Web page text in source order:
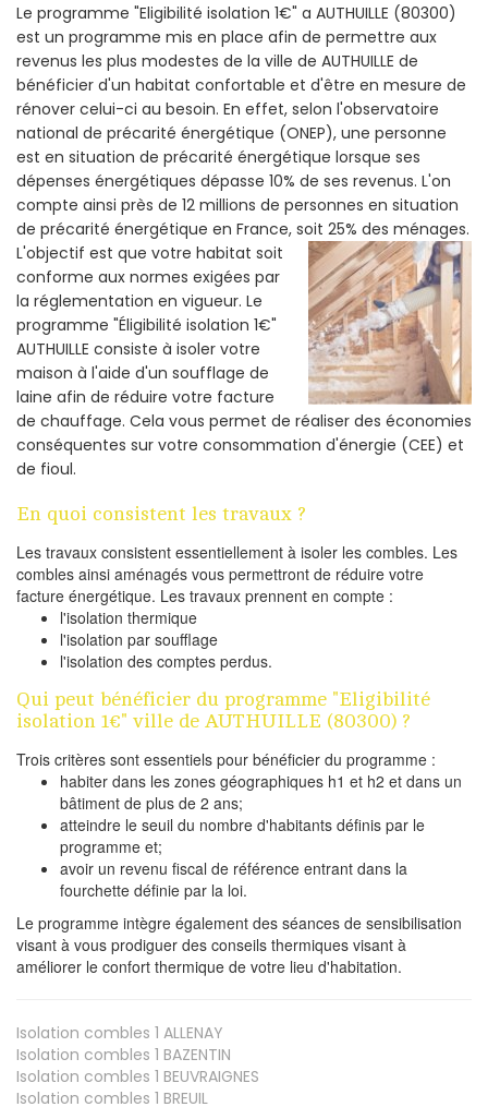
Le programme "Eligibilité isolation 1€" a AUTHUILLE (80300)
est un programme mis en place afin de permettre aux
revenus les plus modestes de la ville de AUTHUILLE de
bénéficier d'un habitat confortable et d'être en mesure de
rénover celui-ci au besoin. En effet, selon l'observatoire
national de précarité énergétique (ONEP), une personne
est en situation de précarité énergétique lorsque ses
dépenses énergétiques dépasse 10% de ses revenus. L'on
compte ainsi près de 12 millions de personnes en situation
de précarité énergétique en France, soit 25% des ménages.
L'objectif est que votre habitat soit
conforme aux normes exigées par
la réglementation en vigueur. Le
programme "Éligibilité isolation 1€"
AUTHUILLE consiste à isoler votre
maison à l'aide d'un soufflage de
laine afin de réduire votre facture
de chauffage. Cela vous permet de réaliser des économies
conséquentes sur votre consommation d'énergie (CEE) et
de fioul.
En quoi consistent les travaux ?
Les travaux consistent essentiellement à isoler les combles. Les
combles ainsi aménagés vous permettront de réduire votre
facture énergétique. Les travaux prennent en compte :
l'isolation thermique
l'isolation par soufflage
l'isolation des comptes perdus.
Qui peut bénéficier du programme "Eligibilité
isolation 1€" ville de AUTHUILLE (80300) ?
Trois critères sont essentiels pour bénéficier du programme :
habiter dans les zones géographiques h1 et h2 et dans un
bâtiment de plus de 2 ans;
atteindre le seuil du nombre d'habitants définis par le
programme et;
avoir un revenu fiscal de référence entrant dans la
fourchette définie par la loi.
Le programme intègre également des séances de sensibilisation
visant à vous prodiguer des conseils thermiques visant à
améliorer le confort thermique de votre lieu d'habitation.
Isolation combles 1 ALLENAY
Isolation combles 1 BAZENTIN
Isolation combles 1 BEUVRAIGNES
Isolation combles 1 BREUIL